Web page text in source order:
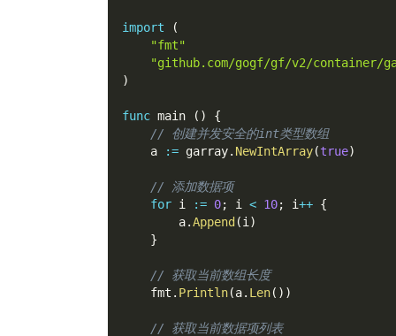
import
(
"fmt"
"github.com/gogf/gf/v2/container/
)
func main ( )
{
// 创建并发安全的int类型数组
    a
:= garray. NewIntArray(true)
// 添加数据项
for i := 0; i < 10; i++ {
        a
.Append (i )
}
// 获取当前数组长度
    fmt
. Println(a. Len( ) )
// 获取当前数据项列表